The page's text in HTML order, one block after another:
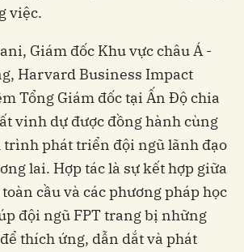
việc.
Giám đốc Khu vực châu Á -
Harvard Business Impact
Tổng Giám đốc tại Ấn Độ chia
vinh dự được đồng hành cùng
trình phát triển đội ngũ lãnh đạo
lai. Hợp tác là sự kết hợp giữa
cầu và các phương pháp học
đội ngũ FPT trang bị những
thích ứng, dẫn dắt và phát